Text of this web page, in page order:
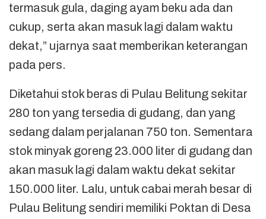
termasuk gula, daging ayam beku ada dan
cukup, serta akan masuk lagi dalam waktu
dekat,” ujarnya saat memberikan keterangan
pada pers.
Diketahui stok beras di Pulau Belitung sekitar
280 ton yang tersedia di gudang, dan yang
sedang dalam perjalanan 750 ton. Sementara
stok minyak goreng 23.000 liter di gudang dan
akan masuk lagi dalam waktu dekat sekitar
150.000 liter. Lalu, untuk cabai merah besar di
Pulau Belitung sendiri memiliki Poktan di Desa